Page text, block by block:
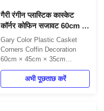
गैरी रंगीन प्लास्टिक कास्केट
कॉर्नर कोफिन सजावट 60cm x
45cm x 35cm
Gary Color Plastic Casket
Corners Coffin Decoration
60cm × 45cm × 35cm
Product Details Gary Color
PP or ABS Future Plastic
Furniture Casket Corner with
अभी पूछताछ करें